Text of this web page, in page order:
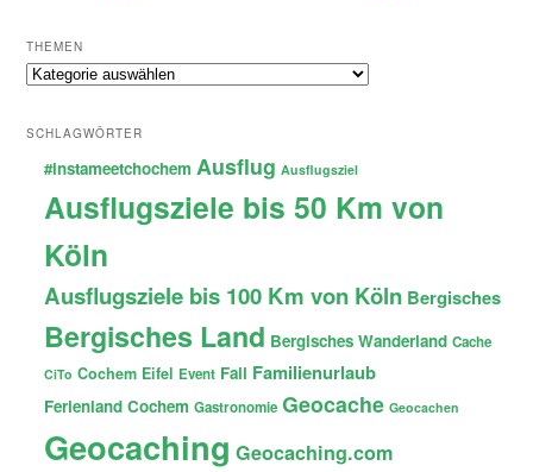
THEMEN
Themen
SCHLAGWÖRTER
#instameetchochem Ausflug Ausflugsziel
Ausflugsziele bis 50 Km von
Köln
Ausflugsziele bis 100 Km von Köln Bergisches
Bergisches Land Bergisches Wanderland Cache
CiTo Cochem Eifel Event Fail Familienurlaub
Ferienland Cochem Gastronomie Geocache Geocachen
Geocaching Geocaching.com